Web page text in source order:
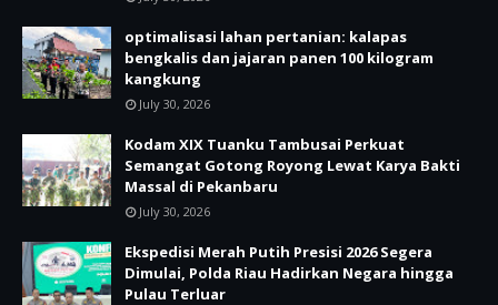
optimalisasi lahan pertanian: kalapas
bengkalis dan jajaran panen 100 kilogram
kangkung
July 30, 2026
Kodam XIX Tuanku Tambusai Perkuat
Semangat Gotong Royong Lewat Karya Bakti
Massal di Pekanbaru
July 30, 2026
Ekspedisi Merah Putih Presisi 2026 Segera
Dimulai, Polda Riau Hadirkan Negara hingga
Pulau Terluar